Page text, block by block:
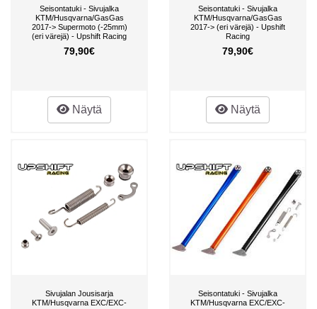
Seisontatuki - Sivujalka
KTM/Husqvarna/GasGas
2017-> Supermoto (-25mm)
(eri värejä) - Upshift Racing
79,90€
Näytä
Seisontatuki - Sivujalka
KTM/Husqvarna/GasGas
2017-> (eri värejä) - Upshift
Racing
79,90€
Näytä
Sivujalan Jousisarja
KTM/Husqvarna EXC/EXC-
Seisontatuki - Sivujalka
KTM/Husqvarna EXC/EXC-